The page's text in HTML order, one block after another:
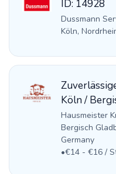
ID: 14928
Dussmann
Köln,
Köln /
Hausmeister
Bergisch
Germany
•€14 - €16 /